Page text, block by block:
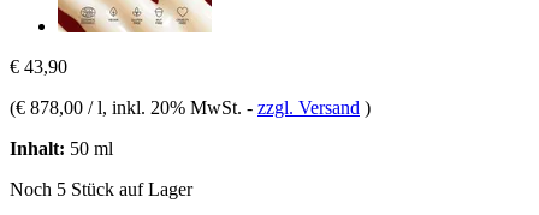
€ 43,90
(€ 878,00 / l, inkl. 20% MwSt. - zzgl. Versand )
Inhalt: 50 ml
Noch 5 Stück auf Lager